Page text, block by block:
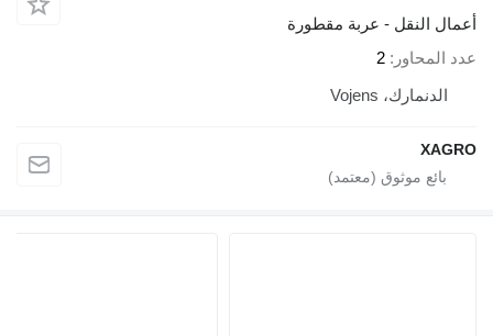
أعمال النقل - عربة مقطورة
عدد المحاور
2
الدنمارك، Vojens
XAGRO